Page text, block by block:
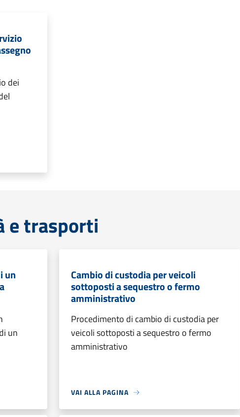
dei
e trasporti
un
un
Cambio di custodia per veicoli
sottoposti a sequestro o fermo
amministrativo
Procedimento di cambio di custodia per
veicoli sottoposti a sequestro o fermo
amministrativo
VAI ALLA PAGINA